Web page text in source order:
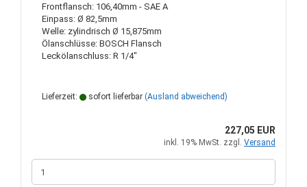
Frontflansch: 106,40mm - SAE A
Einpass: Ø 82,5mm
Welle: zylindrisch Ø 15,875mm
Ölanschlüsse: BOSCH Flansch
Leckölanschluss: R 1/4"
Lieferzeit: sofort lieferbar (Ausland abweichend)
227,05 EUR
inkl. 19% MwSt. zzgl. Versand